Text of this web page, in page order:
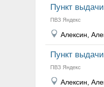
Пункт
ПВЗ Яндекс
Алексин,
Пункт
ПВЗ Яндекс
Алексин,